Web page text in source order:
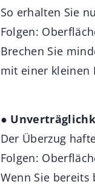
So erhalten Sie
Folgen:
Brechen Sie
mit einer kleinen
●
Der Überzug
Folgen:
Wenn Sie